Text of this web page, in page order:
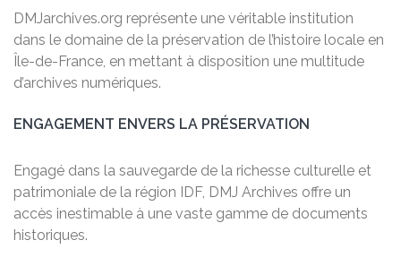
DMJarchives.org représente une véritable institution
dans le domaine de la préservation de l’histoire locale en
Île-de-France, en mettant à disposition une multitude
d’archives numériques.
ENGAGEMENT ENVERS LA PRÉSERVATION
Engagé dans la sauvegarde de la richesse culturelle et
patrimoniale de la région IDF, DMJ Archives offre un
accès inestimable à une vaste gamme de documents
historiques.